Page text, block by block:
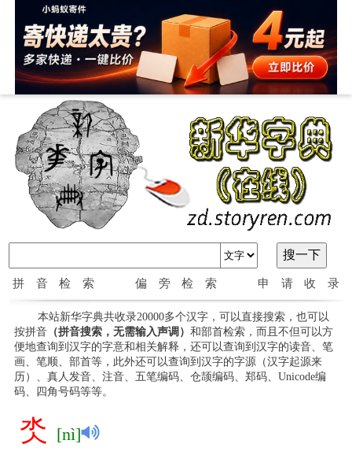
拼音检索 偏旁检索 申请收录
本站新华字典共收录20000多个汉字，可以直接搜索，也可以
按拼音（拼音搜索，无需输入声调） 和部首检索，而且不但可以方
便地查询到汉字的字意和相关解释，还可以查询到汉字的读音、笔
画、笔顺、部首等，此外还可以查询到汉字的字源（汉字起源来
历）、真人发音、注音、五笔编码、仓颉编码、郑码、Unicode编
码、四角号码等等。
氼 [nì]